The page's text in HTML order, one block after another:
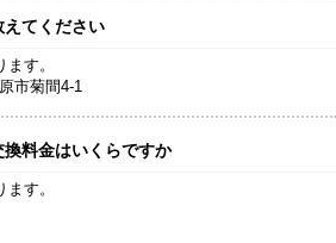
えてください
す。
市菊間4-1
料金はいくらですか
す。